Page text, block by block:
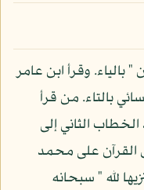
بالياء. وقرأ ابن عامر
بالتاء. من قرأ
الثاني إلى
القرآن على محمد
لله " سبحانه